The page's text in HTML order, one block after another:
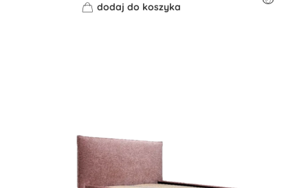
dodaj do koszyka